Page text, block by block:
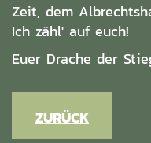
Zeit, dem
Ich zähl' auf euch!
Euer Drache der
ZURÜCK